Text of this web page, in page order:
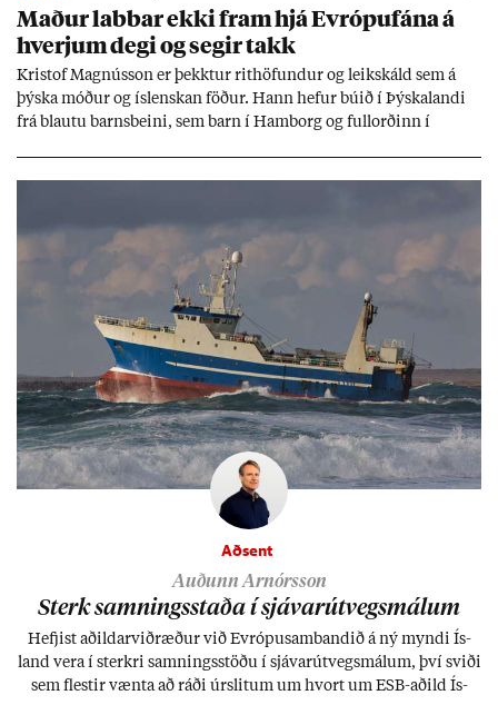
Mað­ur labb­ar ekki fram hjá Evr­ópuf­ána á
hverj­um degi og seg­ir takk
Kri­stof Magnús­son er þekkt­ur rit­höf­und­ur og leik­skáld sem á
þýska móð­ur og ís­lensk­an föð­ur. Hann hef­ur bú­ið í Þýskalandi
frá blautu barns­beini, sem barn í Ham­borg og full­orð­inn í
Aðsent
Auðunn Arnórsson
Sterk samn­ings­staða í sjáv­ar­út­vegs­mál­um
Hefj­ist að­ild­ar­við­ræð­ur við Evr­ópu­sam­band­ið á ný myndi Ís­
land vera í sterkri samn­ings­stöðu í sjáv­ar­út­vegs­mál­um, því sviði
sem flest­ir vænta að ráði úr­slit­um um hvort um ESB-að­ild Ís­